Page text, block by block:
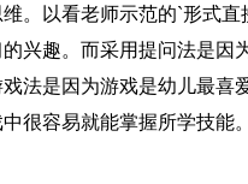
。以看老师示范的`形式直
兴趣。而采用提问法是因
法是因为游戏是幼儿最喜
很容易就能掌握所学技能。